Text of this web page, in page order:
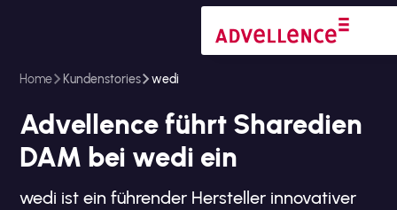
Home Kundenstories wedi
Advellence führt Sharedien
DAM bei wedi ein
wedi ist ein führender Hersteller innovativer